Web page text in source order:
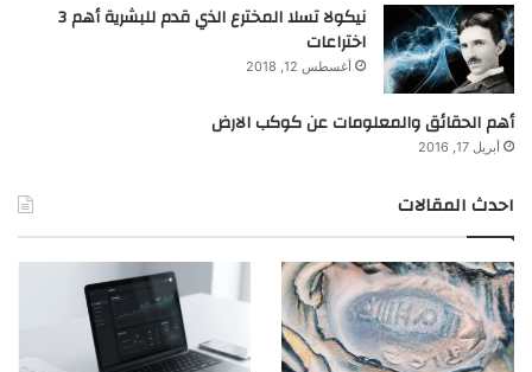
نيكولا تسلا المخترع الذي قدم للبشرية أهم 3
اختراعات
أغسطس 12, 2018
أهم الحقائق والمعلومات عن كوكب الارض
أبريل 17, 2016
احدث المقالات